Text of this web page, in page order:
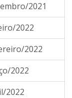
2021
2022
2022
2022
2022